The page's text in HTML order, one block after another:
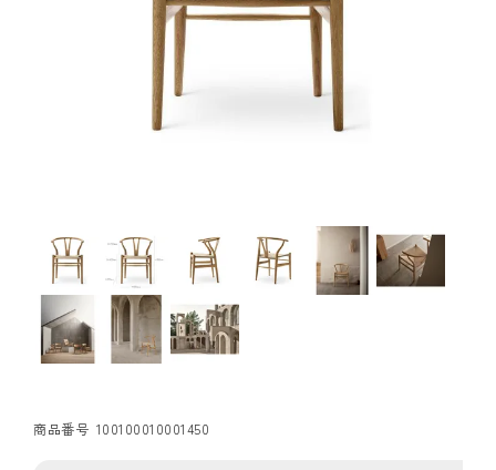
商品番号 100100010001450